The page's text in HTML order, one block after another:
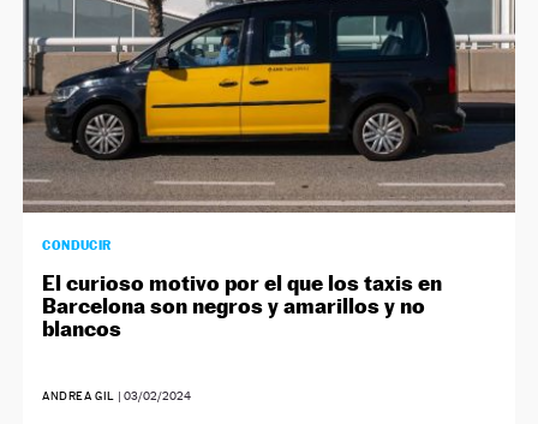
CONDUCIR
El curioso motivo por el que los taxis en
Barcelona son negros y amarillos y no
blancos
ANDREA GIL | 03/02/2024